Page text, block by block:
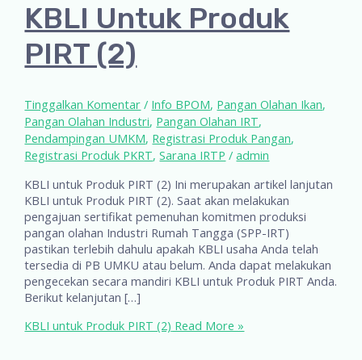
KBLI Untuk Produk
PIRT (2)
Tinggalkan Komentar / Info BPOM, Pangan Olahan Ikan,
Pangan Olahan Industri, Pangan Olahan IRT,
Pendampingan UMKM, Registrasi Produk Pangan,
Registrasi Produk PKRT,Sarana IRTP /admin
KBLI untuk Produk PIRT (2) Ini merupakan artikel lanjutan
KBLI untuk Produk PIRT (2). Saat akan melakukan
pengajuan sertifikat pemenuhan komitmen produksi
pangan olahan Industri Rumah Tangga (SPP-IRT)
pastikan terlebih dahulu apakah KBLI usaha Anda telah
tersedia di PB UMKU atau belum. Anda dapat melakukan
pengecekan secara mandiri KBLI untuk Produk PIRT Anda.
Berikut kelanjutan […]
KBLI untuk Produk PIRT (2) Read More »